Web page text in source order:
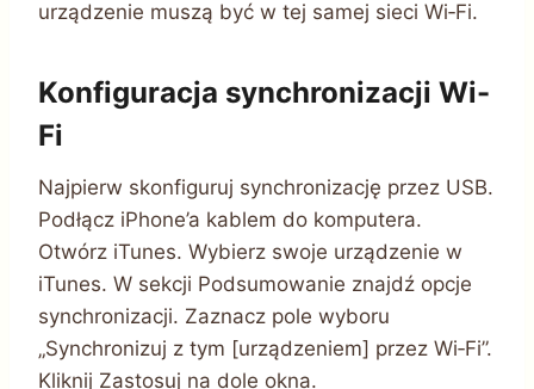
urządzenie muszą być w tej samej sieci Wi‑Fi.
Konfiguracja synchronizacji Wi-
Fi
Najpierw skonfiguruj synchronizację przez USB.
Podłącz iPhone’a kablem do komputera.
Otwórz iTunes. Wybierz swoje urządzenie w
iTunes. W sekcji Podsumowanie znajdź opcje
synchronizacji. Zaznacz pole wyboru
„Synchronizuj z tym [urządzeniem] przez Wi‑Fi”.
Kliknij Zastosuj na dole okna.